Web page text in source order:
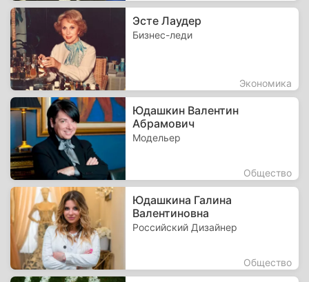
Эсте Лаудер
Бизнес-леди
Экономика
Юдашкин Валентин
Абрамович
Модельер
Общество
Юдашкина Галина
Валентиновна
Российский Дизайнер
Общество